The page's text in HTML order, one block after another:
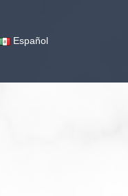
Español